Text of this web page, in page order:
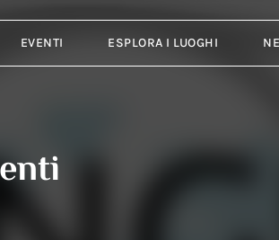
EVENTI ESPLORA I LUOGHI